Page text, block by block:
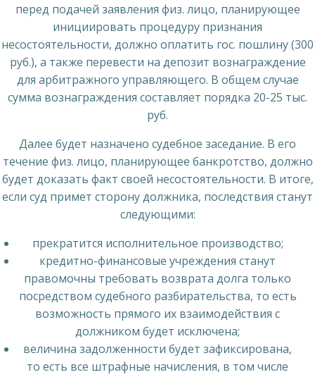
перед подачей заявления физ. лицо, планирующее
инициировать процедуру признания
несостоятельности, должно оплатить гос. пошлину (300
руб.), а также перевести на депозит вознаграждение
для арбитражного управляющего. В общем случае
сумма вознаграждения составляет порядка 20-25 тыс.
руб.
Далее будет назначено судебное заседание. В его
течение физ. лицо, планирующее банкротство, должно
будет доказать факт своей несостоятельности. В итоге,
если суд примет сторону должника, последствия станут
следующими:
прекратится исполнительное производство;
кредитно-финансовые учреждения станут
правомочны требовать возврата долга только
посредством судебного разбирательства, то есть
возможность прямого их взаимодействия с
должником будет исключена;
величина задолженности будет зафиксирована,
то есть все штрафные начисления, в том числе